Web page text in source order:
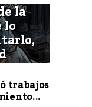
la
lo
trabajos